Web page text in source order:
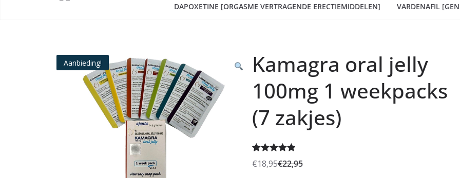
DAPOXETINE [ORGASME VERTRAGENDE ERECTIEMIDDELEN] VARDENAFIL
Aanbieding!
Kamagra oral jelly
100mg 1 weekpacks
(7 zakjes)
Gewaardeer
1 €22,95
O
€18,95
H